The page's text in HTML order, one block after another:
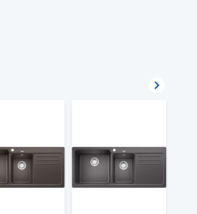
